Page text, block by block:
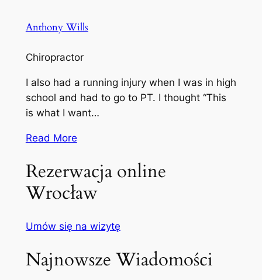
Anthony Wills
Chiropractor
I also had a running injury when I was in high
school and had to go to PT. I thought “This
is what I want…
Read More
Rezerwacja online
Wrocław
Umów się na wizytę
Najnowsze Wiadomości